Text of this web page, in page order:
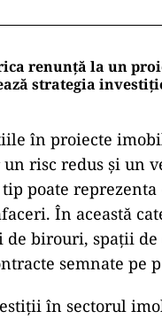
renunță la un
strategia
în proiecte
risc redus și un
poate
În această
de birouri, spații
semnate pe
în sectorul